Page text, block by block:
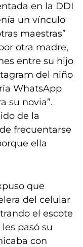
en la DDI
un vínculo
maestras”
otra madre,
entre su hijo
del niño
WhatsApp
su novia”.
de la
frecuentarse
ella
que
del celular
el escote
pasó su
con